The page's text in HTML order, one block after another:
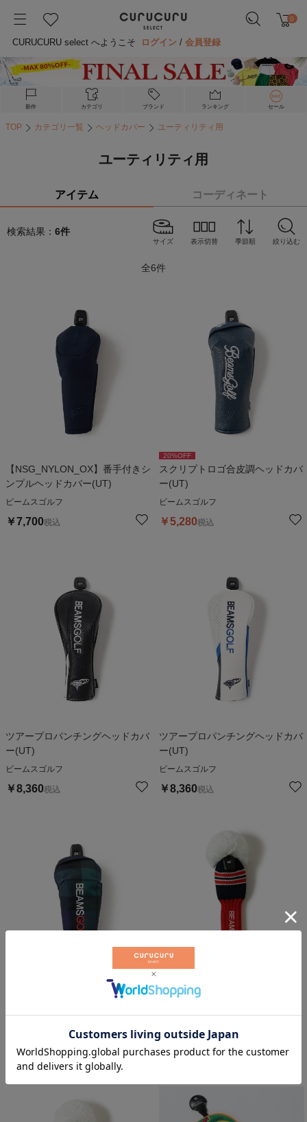
0
CURUCURU select へようこそ ログイン /会員登録
新作 カテゴリ ブランド ランキング セール
TOP カテゴリ一覧 ヘッドカバー ユーティリティ用
ユーティリティ用
アイテム コーディネート
検索結果： 6件
サイズ 表示切替 季節順 絞り込む
全6件
【NSG_NYLON_OX】番手付きシ
ンプルヘッドカバー(UT)
ビームスゴルフ
￥7,700税込
20%OFF
スクリプトロゴ合皮調ヘッドカバ
ー(UT)
ビームスゴルフ
￥5,280税込
ツアープロパンチングヘッドカバ
ー(UT)
ビームスゴルフ
￥8,360税込
ツアープロパンチングヘッドカバ
ー(UT)
ビームスゴルフ
￥8,360税込
(UT)
7,260税込
バー(UT)
ビームスゴルフ
￥ 4,840税込